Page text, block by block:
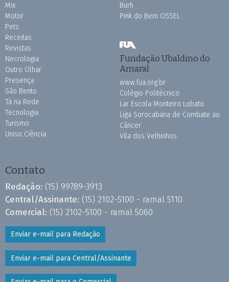
Mix
Motor
Pets
Receitas
Revistas
Necrologia
Outro Olhar
Presença
São Bento
Tá na Rede
Tecnologia
Turismo
Uniso Ciência
Burh
Pink do Bem OSSEL
Fundação Ubaldino do
Amaral
www.fua.org.br
Colégio Politécnico
Lar Escola Monteiro Lobato
Liga Sorocabana de Combate ao
Câncer
Vila dos Velhinhos
Contato
Redação: (15) 99789-3913
Central/Assinante: (15) 2102-5100 - ramal 5110
Comercial: (15) 2102-5100 - ramal 5060
Enviar e-mail para Redação
Enviar e-mail para Central/Assinante